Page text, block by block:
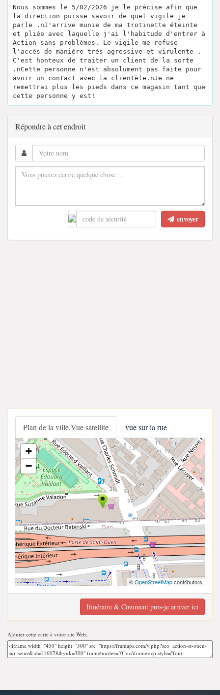
Nous sommes le 5/02/2026 je le précise afin que
la direction puisse savoir de quel vigile je
parle .nJ'arrive munie de ma trotinette éteinte
et pliée avec laquelle j'ai l'habitude d'entrer à
Action sans problèmes. Le vigile me refuse
l'accès de manière très agressive et virulente .
C'est honteux de traiter un client de la sorte
.nCette personne n'est absolument pas faite pour
avoir un contact avec la clientèle.nJe ne
remettrai plus les pieds dans ce magasin tant que
cette personne y est!
Répondre à cet endroit
envoyer
Plan de la ville,Vue satellite vue sur la rue
+
−
©OpenStreetMapcontributors
Itinéraire & Comment puis-je arriver ici
Ajouter cette carte à votre site Web;